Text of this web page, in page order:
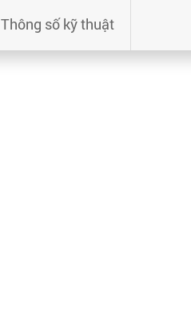
Thông số kỹ thuật